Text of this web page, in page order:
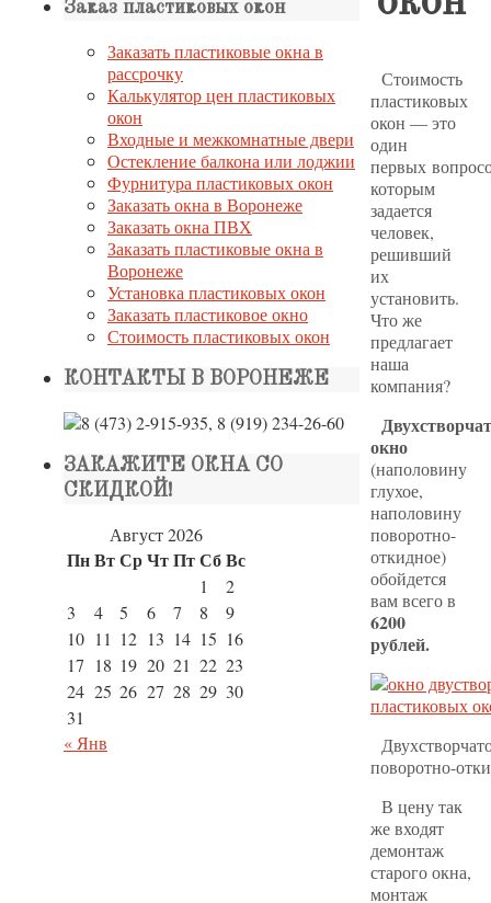
Стоимость
пластиковых
окон — это
один
первых
которым
задается
человек,
решивший
их
установить.
Что же
предлагает
наша
компания?
окно
(наполовину
глухое,
наполовину
поворотно-
откидное)
обойдется
вам всего в
6200
рублей.
поворотно-
В цену так
же входят
демонтаж
старого окна,
монтаж
Заказ пластиковых окон
Заказать пластиковые окна в
рассрочку
Калькулятор цен пластиковых
окон
Входные и межкомнатные двери
Остекление балкона или лоджии
Фурнитура пластиковых окон
Заказать окна в Воронеже
Заказать окна ПВХ
Заказать пластиковые окна в
Воронеже
Установка пластиковых окон
Заказать пластиковое окно
Стоимость пластиковых окон
КОНТАКТЫ В ВОРОНЕЖЕ
ЗАКАЖИТЕ ОКНА СО
СКИДКОЙ!
Август 2026
ПнВтСрЧтПтСбВс
1
2
3
4 5 6 7 8
9
10 11 12 13 14 15 16
17 18 19 20 21 22 23
24 25 26 27 28 29 30
31
« Янв